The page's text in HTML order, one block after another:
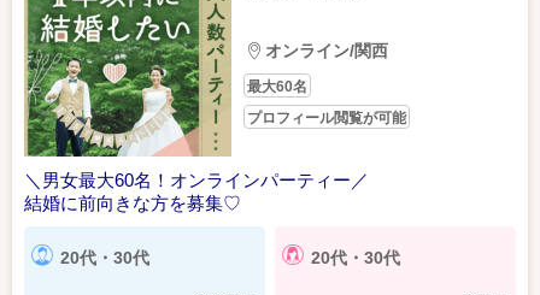
オンライン/関西
最大60名
プロフィール閲覧が可能
＼男女最大60名！オンラインパーティー／
結婚に前向きな方を募集♡
20代・30代 20代・30代